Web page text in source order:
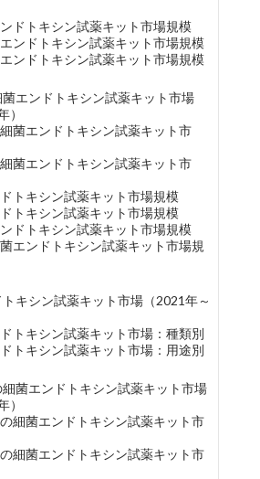
ドトキシン試薬キット市場規模
ンドトキシン試薬キット市場規模
ンドトキシン試薬キット市場規模
エンドトキシン試薬キット市場
）
菌エンドトキシン試薬キット市
菌エンドトキシン試薬キット市
トキシン試薬キット市場規模
トキシン試薬キット市場規模
ドトキシン試薬キット市場規模
エンドトキシン試薬キット市場規
キシン試薬キット市場（2021年～
トキシン試薬キット市場：種類別
トキシン試薬キット市場：用途別
菌エンドトキシン試薬キット市場
）
細菌エンドトキシン試薬キット市
細菌エンドトキシン試薬キット市